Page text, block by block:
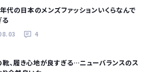
年代の日本のメンズファッションいくらなんで
る
4
靴、履き心地が良すぎる…ニューバランスのス